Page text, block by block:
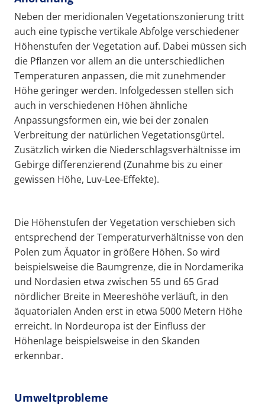
Neben der meridionalen Vegetationszonierung tritt
auch eine typische vertikale Abfolge verschiedener
Höhenstufen der Vegetation auf. Dabei müssen sich
die Pflanzen vor allem an die unterschiedlichen
Temperaturen anpassen, die mit zunehmender
Höhe geringer werden. Infolgedessen stellen sich
auch in verschiedenen Höhen ähnliche
Anpassungsformen ein, wie bei der zonalen
Verbreitung der natürlichen Vegetationsgürtel.
Zusätzlich wirken die Niederschlagsverhältnisse im
Gebirge differenzierend (Zunahme bis zu einer
gewissen Höhe, Luv-Lee-Effekte).
Die Höhenstufen der Vegetation verschieben sich
entsprechend der Temperaturverhältnisse von den
Polen zum Äquator in größere Höhen. So wird
beispielsweise die Baumgrenze, die in Nordamerika
und Nordasien etwa zwischen 55 und 65 Grad
nördlicher Breite in Meereshöhe verläuft, in den
äquatorialen Anden erst in etwa 5000 Metern Höhe
erreicht. In Nordeuropa ist der Einfluss der
Höhenlage beispielsweise in den Skanden
erkennbar.
Umweltprobleme